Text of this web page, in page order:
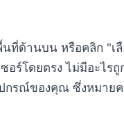
ที่ด้านบน หรือคลิก "เลื
อร์โดยตรง ไม่มีอะไรถู
กรณ์ของคุณ ซึ่งหมาย